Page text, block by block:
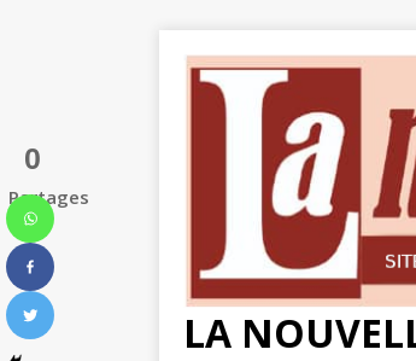
LA
0
Partages